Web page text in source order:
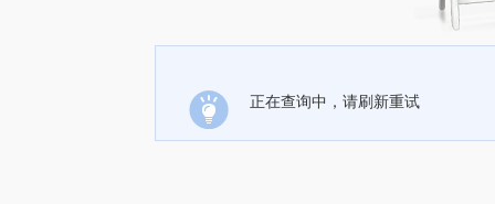
正在查询中，请刷新重试